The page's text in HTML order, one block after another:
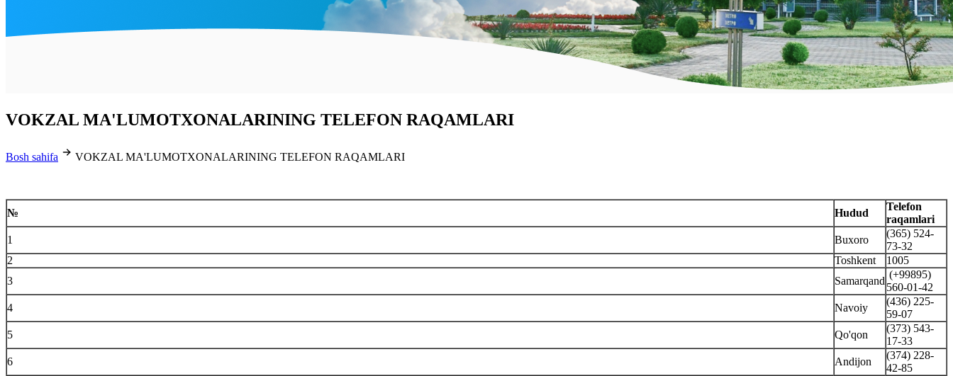
VOKZAL MA'LUMOTXONALARINING TELEFON RAQAMLARI
Bosh sahifa VOKZAL MA'LUMOTXONALARINING TELEFON RAQAMLARI
№ Hudud
Telefon
raqamlari
1
Buxoro
(365) 524-
73-32
2
Toshkent
1005
3
Samarqand
(+99895)
560-01-42
4
Navoiy
(436) 225-
59-07
5
Qo'qon
(373) 543-
17-33
6
Andijon
(374) 228-
42-85